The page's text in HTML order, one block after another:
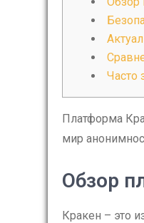
Часто
Платформа
мир
Обзор
Кракен – это